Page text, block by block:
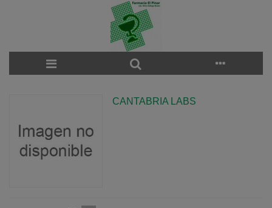
CANTABRIA LABS